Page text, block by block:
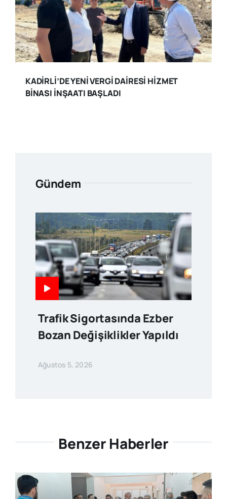
KADİRLİ’DE YENİ VERGİ DAİRESİ HİZMET
BİNASI İNŞAATI BAŞLADI
Gündem
Trafik Sigortasında Ezber
Bozan Değişiklikler Yapıldı
Ağustos 5, 2026
Benzer Haberler